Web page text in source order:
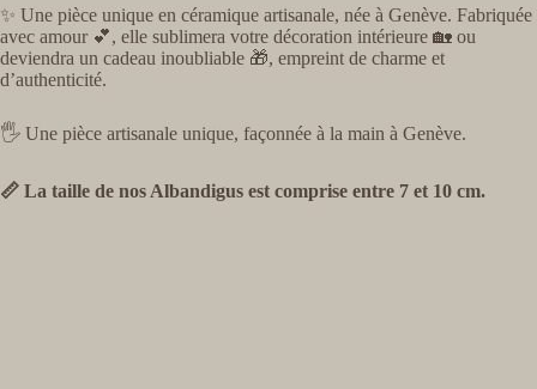
✨ Une pièce unique en céramique artisanale, née à Genève. Fabriquée
avec amour 💕, elle sublimera votre décoration intérieure 🏡 ou
deviendra un cadeau inoubliable 🎁, empreint de charme et
d’authenticité.
🖐️ Une pièce artisanale unique, façonnée à la main à Genève.
📏 La taille de nos Albandigus est comprise entre 7 et 10 cm.